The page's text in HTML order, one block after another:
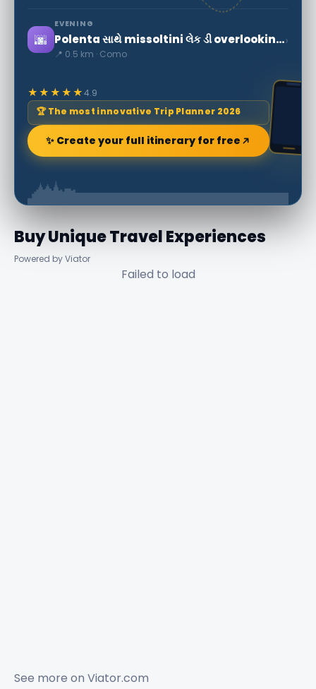
🌆
EVENING
Polenta સાથે missoltini લેક ડી overlooking દેશોમાં એક લાક્ષણિક રેસીપી છે
📍 0.5 km · Como
›
★★★★★4.9
🏆 The most innovative Trip Planner 2026
✨ Create your full itinerary for free
Buy Unique Travel Experiences
Powered by Viator
Failed to load
See more on Viator.com